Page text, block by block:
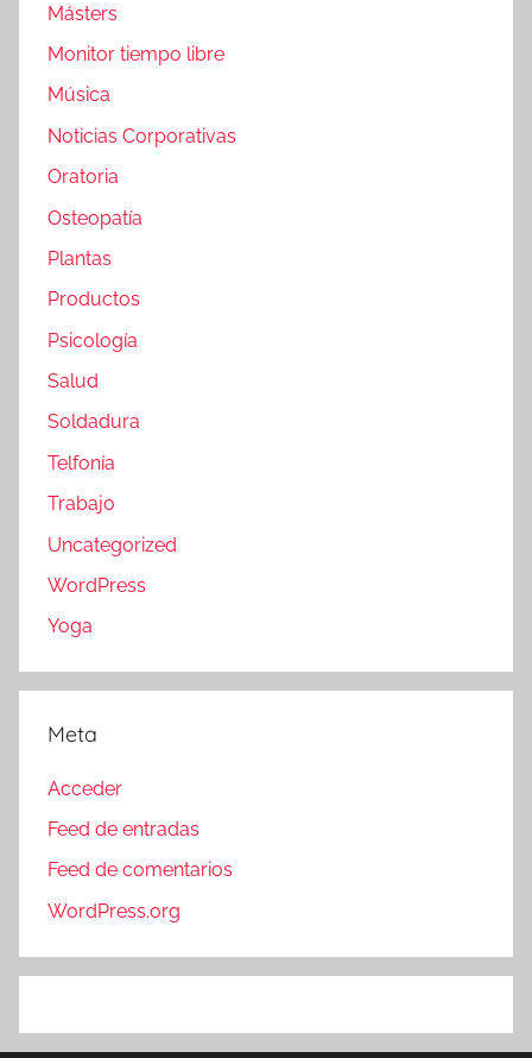
Másters
Monitor tiempo libre
Música
Noticias Corporativas
Oratoria
Osteopatía
Plantas
Productos
Psicología
Salud
Soldadura
Telfonía
Trabajo
Uncategorized
WordPress
Yoga
Meta
Acceder
Feed de entradas
Feed de comentarios
WordPress.org